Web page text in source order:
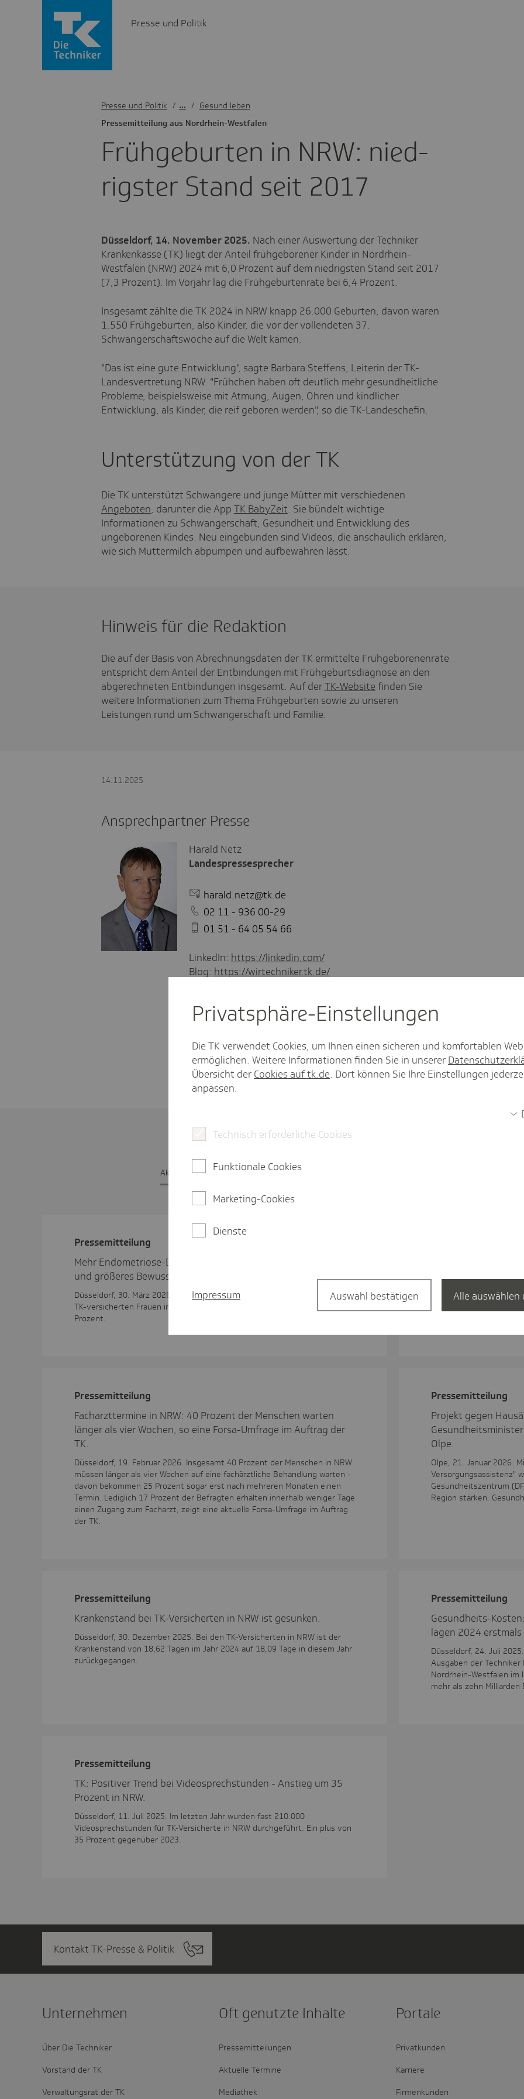
Presse und Politik
Früh­ge­burten in NRW: nied­
rigster Stand seit 2017
Pres­se­mit­tei­lung aus Nord­rhein-West­falen
Presse und Politik / Gesund leben
Düsseldorf, 14. November 2025. Nach einer Auswertung der Techniker
Krankenkasse (TK) liegt der Anteil frühgeborener Kinder in Nordrhein-
Westfalen (NRW) 2024 mit 6,0 Prozent auf dem niedrigsten Stand seit 2017
(7,3 Prozent). Im Vorjahr lag die Frühgeburtenrate bei 6,4 Prozent.
Insgesamt zählte die TK 2024 in NRW knapp 26.000 Geburten, davon waren
1.550 Frühgeburten, also Kinder, die vor der vollendeten 37.
Schwangerschaftswoche auf die Welt kamen.
"Das ist eine gute Entwicklung", sagte Barbara Steffens, Leiterin der TK-
Landesvertretung NRW. "Frühchen haben oft deutlich mehr gesundheitliche
Probleme, beispielsweise mit Atmung, Augen, Ohren und kindlicher
Entwicklung, als Kinder, die reif geboren werden", so die TK-Landeschefin.
Unterstützung von der TK
Die TK unterstützt Schwangere und junge Mütter mit verschiedenen
Angeboten, darunter die App TK BabyZeit. Sie bündelt wichtige
Informationen zu Schwangerschaft, Gesundheit und Entwicklung des
ungeborenen Kindes. Neu eingebunden sind Videos, die anschaulich erklären,
wie sich Muttermilch abpumpen und aufbewahren lässt.
Hinweis für die Redaktion
Die auf der Basis von Abrechnungsdaten der TK ermittelte Frühgeborenenrate
entspricht dem Anteil der Entbindungen mit Frühgeburtsdiagnose an den
abgerechneten Entbindungen insgesamt. Auf derTK-Website finden Sie
weitere Informationen zum Thema Frühgeburten sowie zu unseren
Leistungen rund um Schwangerschaft und Familie.
14.11.2025
Ansprechpartner Presse
Harald Netz
Landespressesprecher
harald.netz@tk.de
02 11 - 936 00-29
01 51 - 64 05 54 66
LinkedIn: https://linkedin.com/
Blog: https://wirtechniker.tk.de/
Aktu­elle Pres­se­mit­tei­lungen
Pres­se­mit­tei­lung
Mehr Endometriose-Diagnosen in NRW: bessere Diagnostik
und größeres Bewusstsein für die Erkrankung.
Düsseldorf, 30. März 2026. Endometriose wurde 2024 bei mehr als 19.000
TK-versicherten Frauen in NRW diagnostiziert - ein Anstieg um rund 16
Prozent.
Steffens:
Ansatz für ein
Düsseldorf, 3. März
Laumann sind aus
Pres­se­mit­tei­lung
Facharzttermine in NRW: 40 Prozent der Menschen warten
länger als vier Wochen, so eine Forsa-Umfrage im Auftrag der
TK.
Düsseldorf, 19. Februar 2026. Insgesamt 40 Prozent der Menschen in NRW
müssen länger als vier Wochen auf eine fachärztliche Behandlung warten -
davon bekommen 25 Prozent sogar erst nach mehreren Monaten einen
Termin. Lediglich 17 Prozent der Befragten erhalten innerhalb weniger Tage
einen Zugang zum Facharzt, zeigt eine aktuelle Forsa-Umfrage im Auftrag
der TK.
Pres­se­mit­tei­lung
Projekt gegen
Olpe.
Olpe, 21. Januar 2026.
Versorgungsassistenz"
Gesundheitszentrum
Region stärken.
Pres­se­mit­tei­lung
Krankenstand bei TK-Versicherten in NRW ist gesunken.
Düsseldorf, 30. Dezember 2025. Bei den TK-Versicherten in NRW ist der
Krankenstand von 18,62 Tagen im Jahr 2024 auf 18,09 Tage in diesem Jahr
zurückgegangen.
Pres­se­mit­tei­lung
Gesundheits-
lagen 2024
Düsseldorf, 24. Juli
Ausgaben der
Nordrhein-Westfalen im
mehr als zehn
Pres­se­mit­tei­lung
TK: Positiver Trend bei Videosprechstunden - Anstieg um 35
Prozent in NRW.
Düsseldorf, 11. Juli 2025. Im letzten Jahr wurden fast 210.000
Videosprechstunden für TK-Versicherte in NRW durchgeführt. Ein plus von
35 Prozent gegenüber 2023.
Kontakt TK-Presse & Politik
Unter­nehmen
Über Die Techniker
Vorstand der TK
Verwaltungsrat der TK
Oft genutzte Inhalte
Pressemitteilungen
Aktuelle Termine
Mediathek
Portale
Privatkunden
Karriere
Firmenkunden
Privat­sphäre-Einstel­lungen
Die TK verwendet Cookies, um Ihnen einen sicheren und komfortablen
ermöglichen. Weitere Informationen finden Sie in unserer
Übersicht der Cookies auf tk.de. Dort können Sie Ihre Einstellungen
anpassen.
Technisch erforderliche Cookies
Funktionale Cookies
Marketing-Cookies
Dienste
Impressum Auswahl bestätigen Alle auswählen